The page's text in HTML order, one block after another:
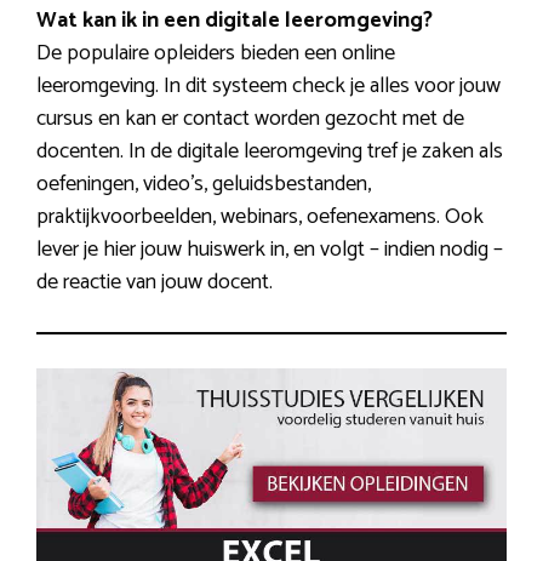
Wat kan ik in een digitale leeromgeving?
De populaire opleiders bieden een online
leeromgeving. In dit systeem check je alles voor jouw
cursus en kan er contact worden gezocht met de
docenten. In de digitale leeromgeving tref je zaken als
oefeningen, video’s, geluidsbestanden,
praktijkvoorbeelden, webinars, oefenexamens. Ook
lever je hier jouw huiswerk in, en volgt – indien nodig –
de reactie van jouw docent.